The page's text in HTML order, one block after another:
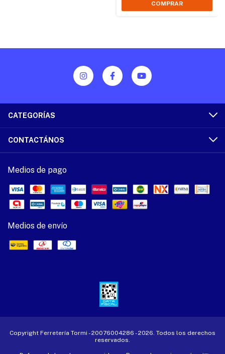
CATEGORÍAS
CONTACTÁNOS
Medios de pago
Medios de envío
Copyright Ferretería Tormi - 20076004286 - 2026. Todos los derechos
reservados.